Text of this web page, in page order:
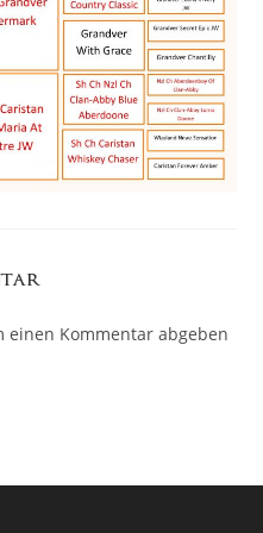
einen Kommentar abgeben